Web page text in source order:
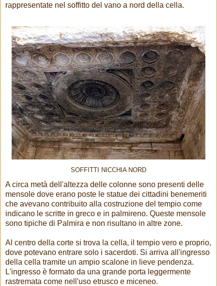
rappresentate nel soffitto del vano a nord della cella.
SOFFITTI NICCHIA NORD
A circa metà dell'altezza delle colonne sono presenti delle
mensole dove erano poste le statue dei cittadini benemeriti
che avevano contribuito alla costruzione del tempio come
indicano le scritte in greco e in palmireno. Queste mensole
sono tipiche di Palmira e non risultano in altre zone.
Al centro della corte si trova la cella, il tempio vero e proprio,
dove potevano entrare solo i sacerdoti. Si arriva all'ingresso
della cella tramite un ampio scalone in lieve pendenza.
L'ingresso è formato da una grande porta leggermente
rastremata come nell'uso etrusco e miceneo.